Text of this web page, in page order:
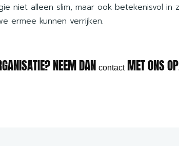
niet alleen slim, maar ook betekenisvol in
ermee kunnen verrijken.
NEEM DAN contactMET ONS